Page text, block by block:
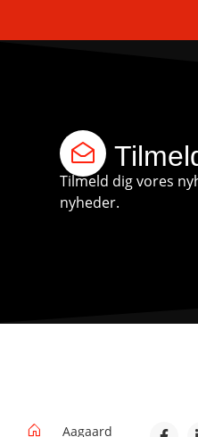
Tilmeld dig vores
nyheder.
Aagaard